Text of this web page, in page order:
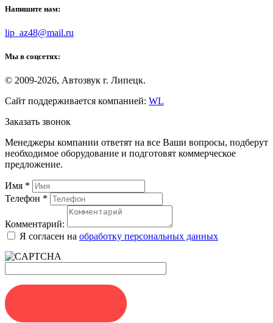
Напишите нам:
lip_az48@mail.ru
Мы в соцсетях:
© 2009-2026, Автозвук г. Липецк.
Сайт поддерживается компанией: WL
Заказать звонок
Менеджеры компании ответят на все Ваши вопросы, подберут
необходимое оборудование и подготовят коммерческое
предложение.
Имя *
Телефон *
Комментарий:
Я согласен на обработку персональных данных